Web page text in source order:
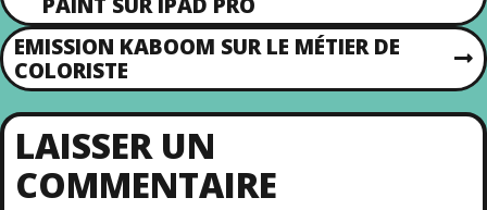
N
A
V
R
E
V
O
U
S
P
N
E
X
T
P
O
EMISSION KABOOM SUR LE MÉTIER DE
COLORISTE
LAISSER UN
COMMENTAIRE